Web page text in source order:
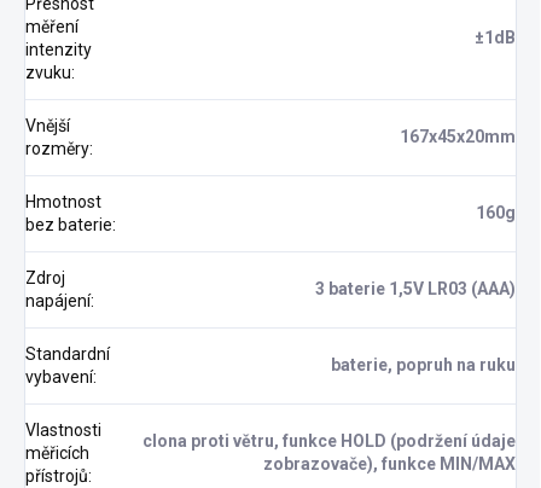
Přesnost
měření
intenzity
zvuku:
±1dB
Vnější
rozměry:
167x45x20mm
Hmotnost
bez baterie:
160g
Zdroj
napájení:
3 baterie 1,5V LR03 (AAA)
Standardní
vybavení:
baterie, popruh na ruku
Vlastnosti
měřicích
přístrojů:
clona proti větru, funkce HOLD (podržení údaje
zobrazovače), funkce MIN/MAX